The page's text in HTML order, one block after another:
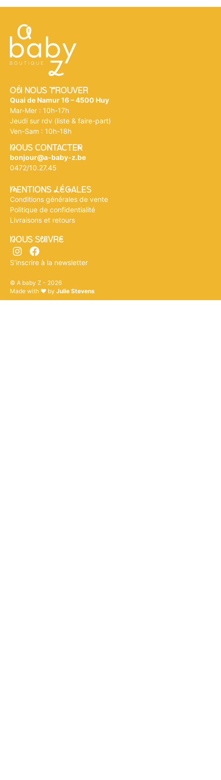
Où NOUS tROUVER
Quai de Namur 16 – 4500 Huy
Mar-Mer : 10h-17h
Jeudi sur rdv (liste & faire-part)
Ven-Sam : 10h-18h
nOUS CONTACTEr
bonjour@a-baby-z.be
0472/10.27.45
mENTIONS légALES
Conditions générales de vente
Politique de confidentialité
Livraisons et retours
nOUS SuIVRe
S'inscrire à la newsletter
© A baby Z - 2026
Made with ♥ by Julie Stevens